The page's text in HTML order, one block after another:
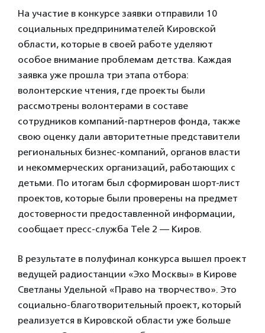
На участие в конкурсе заявки отправили 10
социальных предпринимателей Кировской
области, которые в своей работе уделяют
особое внимание проблемам детства. Каждая
заявка уже прошла три этапа отбора:
волонтерские чтения, где проекты были
рассмотрены волонтерами в составе
сотрудников компаний-партнеров фонда, также
свою оценку дали авторитетные представители
региональных бизнес-компаний, органов власти
и некоммерческих организаций, работающих с
детьми. По итогам был сформирован шорт-лист
проектов, которые были проверены на предмет
достоверности предоставленной информации,
сообщает пресс-служба Tele 2 — Киров.
В результате в полуфинал конкурса вышел проект
ведущей радиостанции «Эхо Москвы» в Кирове
Светланы Удельной «Право на творчество». Это
социально-благотворительный проект, который
реализуется в Кировской области уже больше